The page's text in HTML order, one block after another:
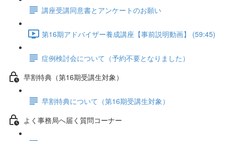
講座受講同意書とアンケートのお願い
第16期アドバイザー養成講座【事前説明動画】 (59:45)
症例検討会について（予約不要となりました）
早割特典（第16期受講生対象）
早割特典について（第16期受講生対象）
よく事務局へ届く質問コーナー